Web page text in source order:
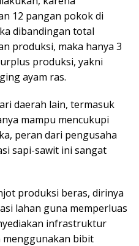
12 pangan pokok di
dibandingan total
produksi, maka hanya 3
produksi, yakni
ayam ras.
daerah lain, termasuk
mampu mencukupi
peran dari pengusaha
sapi-sawit ini sangat
produksi beras, dirinya
lahan guna memperluas
infrastruktur
menggunakan bibit